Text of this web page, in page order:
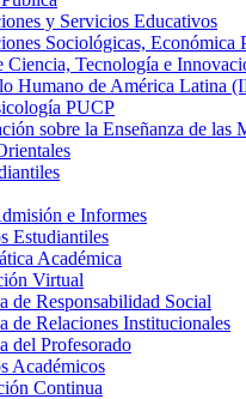
y Servicios Educativos
Sociológicas,
Ciencia, Tecnología e
Humano de América Latina
PUCP
sobre la Enseñanza de
e Informes
Estudiantiles
Académica
Virtual
de Responsabilidad Social
de Relaciones Institucionales
del Profesorado
Académicos
Continua